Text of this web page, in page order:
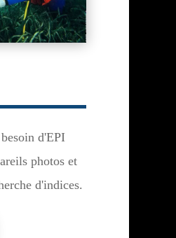
d'EPI
photos et
d'indices.